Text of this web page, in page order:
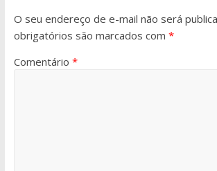
O seu endereço de e-mail não será
obrigatórios são marcados com *
Comentário *